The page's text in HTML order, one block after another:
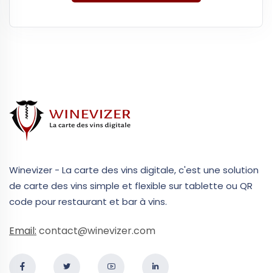
Winevizer - La carte des vins digitale, c'est une solution
de carte des vins simple et flexible sur tablette ou QR
code pour restaurant et bar à vins.
Email: contact@winevizer.com